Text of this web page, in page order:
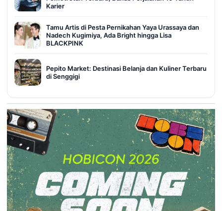
Karier
Tamu Artis di Pesta Pernikahan Yaya Urassaya dan
Nadech Kugimiya, Ada Bright hingga Lisa
BLACKPINK
Pepito Market: Destinasi Belanja dan Kuliner Terbaru
di Senggigi